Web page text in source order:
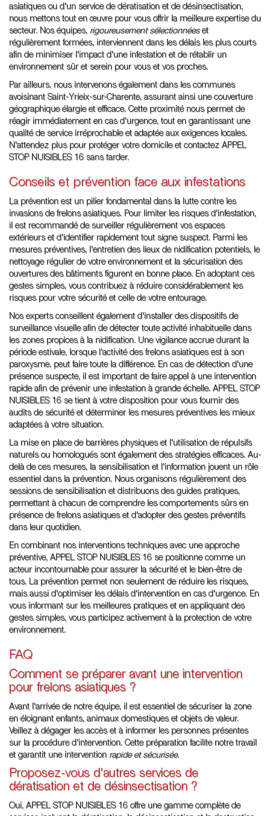
asiatiques ou d'un service de dératisation et de désinsectisation,
nous mettons tout en œuvre pour vous offrir la meilleure expertise du
secteur. Nos équipes, rigoureusement sélectionnéeset
régulièrement formées, interviennent dans les délais les plus courts
afin de minimiser l'impact d'une infestation et de rétablir un
environnement sûr et serein pour vous et vos proches.
Par ailleurs, nous intervenons également dans les communes
avoisinant Saint-Yrieix-sur-Charente, assurant ainsi une couverture
géographique élargie et efficace. Cette proximité nous permet de
réagir immédiatement en cas d'urgence, tout en garantissant une
qualité de service irréprochable et adaptée aux exigences locales.
N'attendez plus pour protéger votre domicile et contactez APPEL
STOP NUISIBLES 16 sans tarder.
Conseils et prévention face aux infestations
La prévention est un pilier fondamental dans la lutte contre les
invasions de frelons asiatiques. Pour limiter les risques d'infestation,
il est recommandé de surveiller régulièrement vos espaces
extérieurs et d'identifier rapidement tout signe suspect. Parmi les
mesures préventives, l'entretien des lieux de nidification potentiels, le
nettoyage régulier de votre environnement et la sécurisation des
ouvertures des bâtiments figurent en bonne place. En adoptant ces
gestes simples, vous contribuez à réduire considérablement les
risques pour votre sécurité et celle de votre entourage.
Nos experts conseillent également d'installer des dispositifs de
surveillance visuelle afin de détecter toute activité inhabituelle dans
les zones propices à la nidification. Une vigilance accrue durant la
période estivale, lorsque l'activité des frelons asiatiques est à son
paroxysme, peut faire toute la différence. En cas de détection d'une
présence suspecte, il est important de faire appel à une intervention
rapide afin de prévenir une infestation à grande échelle. APPEL STOP
NUISIBLES 16 se tient à votre disposition pour vous fournir des
audits de sécurité et déterminer les mesures préventives les mieux
adaptées à votre situation.
La mise en place de barrières physiques et l'utilisation de répulsifs
naturels ou homologués sont également des stratégies efficaces. Au-
delà de ces mesures, la sensibilisation et l'information jouent un rôle
essentiel dans la prévention. Nous organisons régulièrement des
sessions de sensibilisation et distribuons des guides pratiques,
permettant à chacun de comprendre les comportements sûrs en
présence de frelons asiatiques et d'adopter des gestes préventifs
dans leur quotidien.
En combinant nos interventions techniques avec une approche
préventive, APPEL STOP NUISIBLES 16 se positionne comme un
acteur incontournable pour assurer la sécurité et le bien-être de
tous. La prévention permet non seulement de réduire les risques,
mais aussi d'optimiser les délais d'intervention en cas d'urgence. En
vous informant sur les meilleures pratiques et en appliquant des
gestes simples, vous participez activement à la protection de votre
environnement.
FAQ
Comment se préparer avant une intervention
pour frelons asiatiques ?
Avant l'arrivée de notre équipe, il est essentiel de sécuriser la zone
en éloignant enfants, animaux domestiques et objets de valeur.
Veillez à dégager les accès et à informer les personnes présentes
sur la procédure d'intervention. Cette préparation facilite notre travail
et garantit une intervention rapide et sécurisée.
Proposez-vous d'autres services de
dératisation et de désinsectisation ?
Oui, APPEL STOP NUISIBLES 16 offre une gamme complète de